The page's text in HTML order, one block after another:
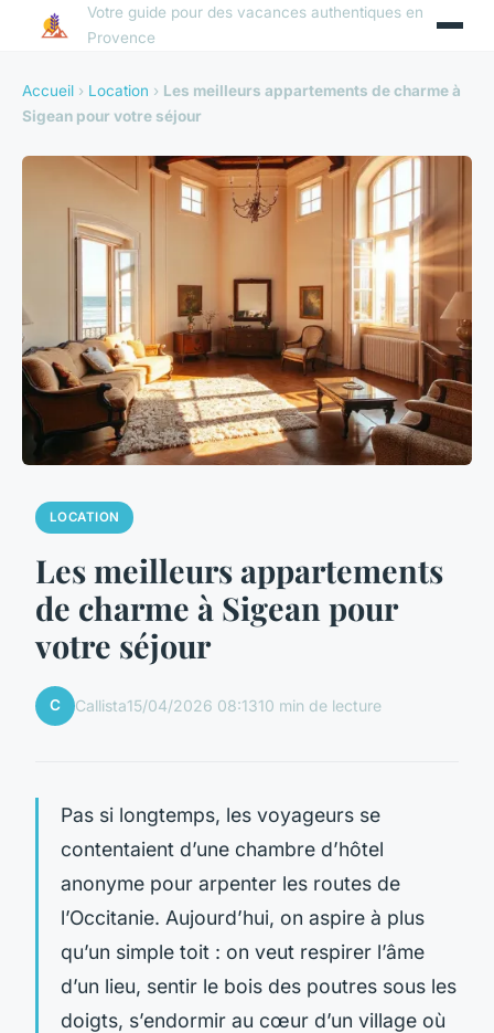
Votre guide pour des vacances authentiques en
Provence
Accueil › Location › Les meilleurs appartements de charme à
Sigean pour votre séjour
LOCATION
Les meilleurs appartements
de charme à Sigean pour
votre séjour
C Callista15/04/2026 08:1310 min de lecture
Pas si longtemps, les voyageurs se
contentaient d’une chambre d’hôtel
anonyme pour arpenter les routes de
l’Occitanie. Aujourd’hui, on aspire à plus
qu’un simple toit : on veut respirer l’âme
d’un lieu, sentir le bois des poutres sous les
doigts, s’endormir au cœur d’un village où